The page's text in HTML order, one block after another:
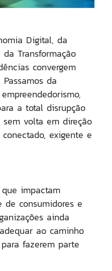
Digital, da
Transformação
convergem
da
a total disrupção
sem volta em direção
exigente e
impactam
de consumidores e
ainda
ao caminho
fazerem parte